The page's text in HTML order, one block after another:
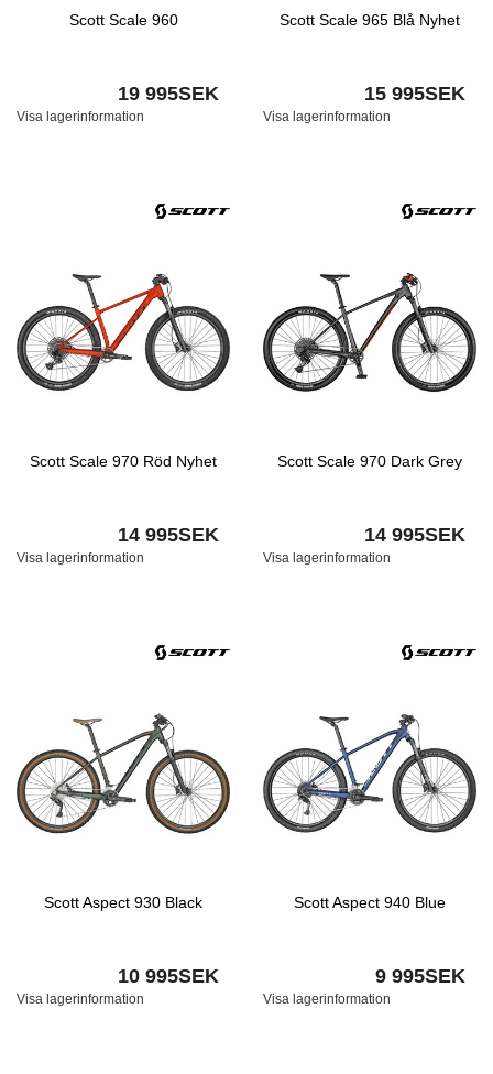
Scott Scale 960
19 995SEK
Visa lagerinformation
Scott Scale 965 Blå Nyhet
15 995SEK
Visa lagerinformation
Scott Scale 970 Röd Nyhet
14 995SEK
Visa lagerinformation
Scott Scale 970 Dark Grey
14 995SEK
Visa lagerinformation
Scott Aspect 930 Black
10 995SEK
Visa lagerinformation
Scott Aspect 940 Blue
9 995SEK
Visa lagerinformation